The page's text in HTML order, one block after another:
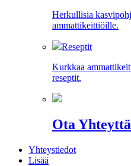
Herkullisia
ammattikeittiöille.
Reseptit
Kurkkaa
reseptit.
Ota
Yhteystiedot
Lisää